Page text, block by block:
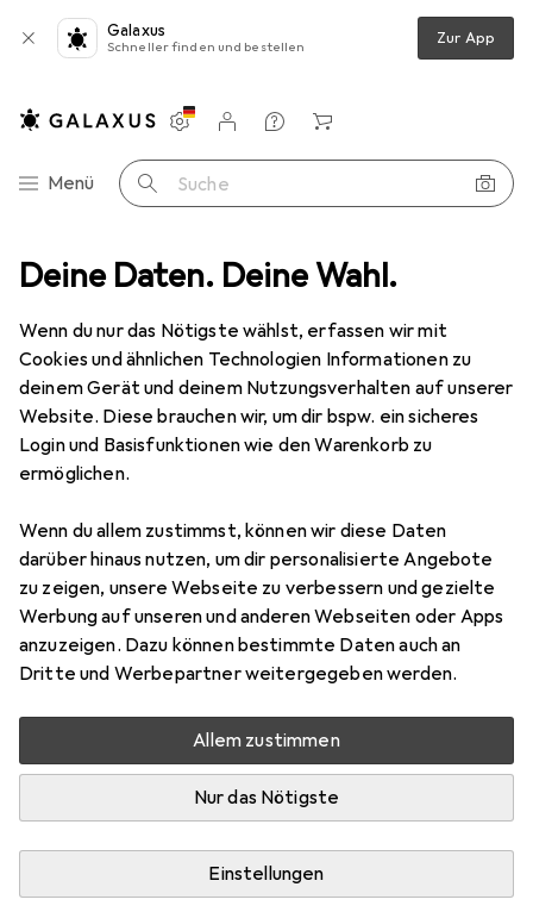
Deine Daten. Deine Wahl.
Wenn du nur das Nötigste wählst, erfassen wir mit
Cookies und ähnlichen Technologien Informationen zu
deinem Gerät und deinem Nutzungsverhalten auf unserer
Website. Diese brauchen wir, um dir bspw. ein sicheres
Login und Basisfunktionen wie den Warenkorb zu
ermöglichen.
Wenn du allem zustimmst, können wir diese Daten
darüber hinaus nutzen, um dir personalisierte Angebote
zu zeigen, unsere Webseite zu verbessern und gezielte
Werbung auf unseren und anderen Webseiten oder Apps
anzuzeigen. Dazu können bestimmte Daten auch an
Dritte und Werbepartner weitergegeben werden.
Allem zustimmen
Nur das Nötigste
Einstellungen
Galaxus
Schneller finden und bestellen Zur App
Navigation nach Kategorien
Menü Suche
Einstellungen
Kundenkonto
Vergleichslisten
Merklisten
Warenkorb
Sport Running Zubehör Running Korntex Rollflektor 1214
3 Bilder
KorntexRollflektor 1214
EUR
13,45
Bewertungen Marke
Mehr von Korntex
Mehr als 10 Stück an Lager beim Drittanbieter
Lieferort angeben für genaue Lieferzeit
In den Warenkorb